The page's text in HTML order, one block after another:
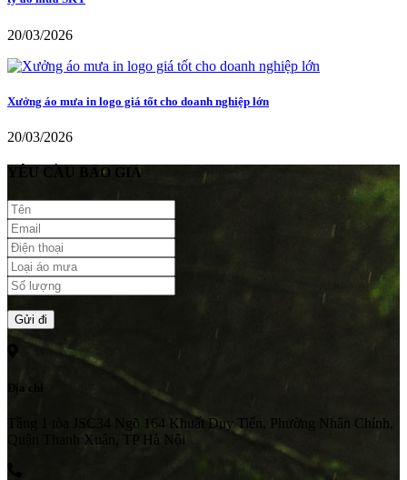
20/03/2026
Xưởng áo mưa in logo giá tốt cho doanh nghiệp lớn
20/03/2026
YÊU CẦU BÁO GIÁ
Địa chỉ
Tầng 1 tòa JSC34 Ngõ 164 Khuất Duy Tiến, Phường Nhân Chính,
Quận Thanh Xuân, TP Hà Nội